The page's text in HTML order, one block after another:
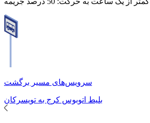
سرویس‌های مسیر برگشت
بلیط اتوبوس کرج به تویسرکان